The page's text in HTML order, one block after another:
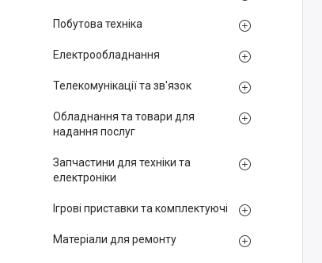
Побутова техніка
Електрообладнання
Телекомунікації та зв'язок
Обладнання та товари для
надання послуг
Запчастини для техніки та
електроніки
Ігрові приставки та комплектуючі
Матеріали для ремонту